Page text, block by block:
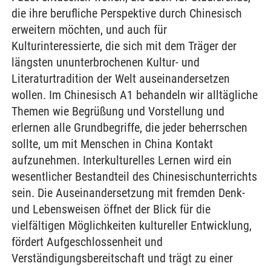
die ihre berufliche Perspektive durch Chinesisch
erweitern möchten, und auch für
Kulturinteressierte, die sich mit dem Träger der
längsten ununterbrochenen Kultur- und
Literaturtradition der Welt auseinandersetzen
wollen. Im Chinesisch A1 behandeln wir alltägliche
Themen wie Begrüßung und Vorstellung und
erlernen alle Grundbegriffe, die jeder beherrschen
sollte, um mit Menschen in China Kontakt
aufzunehmen. Interkulturelles Lernen wird ein
wesentlicher Bestandteil des Chinesischunterrichts
sein. Die Auseinandersetzung mit fremden Denk-
und Lebensweisen öffnet der Blick für die
vielfältigen Möglichkeiten kultureller Entwicklung,
fördert Aufgeschlossenheit und
Verständigungsbereitschaft und trägt zu einer